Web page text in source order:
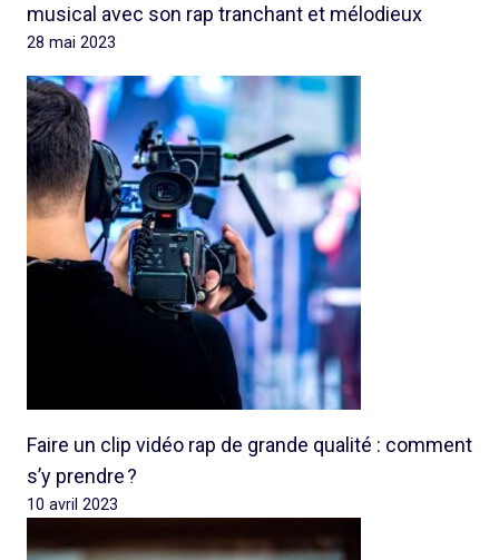
musical avec son rap tranchant et mélodieux
28 mai 2023
Faire un clip vidéo rap de grande qualité : comment
s’y prendre ?
10 avril 2023